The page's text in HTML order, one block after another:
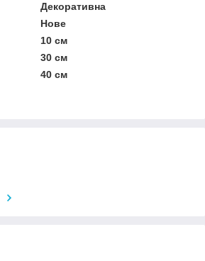
Декоративна
Нове
10 см
30 см
40 см